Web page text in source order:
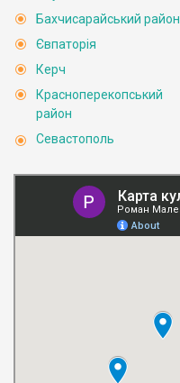
Бахчисарайський район
Євпаторія
Керч
Красноперекопський
район
Севастополь